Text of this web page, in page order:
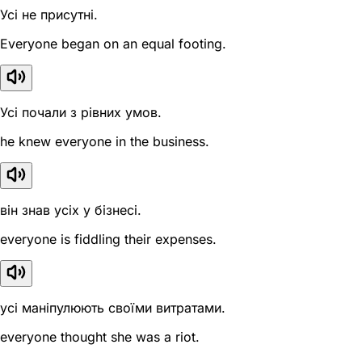
Усі не присутні.
Everyone began on an equal footing.
Усі почали з рівних умов.
he knew everyone in the business.
він знав усіх у бізнесі.
everyone is fiddling their expenses.
усі маніпулюють своїми витратами.
everyone thought she was a riot.